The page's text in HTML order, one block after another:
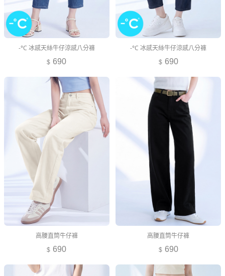
-°C 冰感天絲牛仔涼感八分褲
690
-°C 冰感天絲牛仔涼感八分褲
690
高腰直筒牛仔褲
690
高腰直筒牛仔褲
690